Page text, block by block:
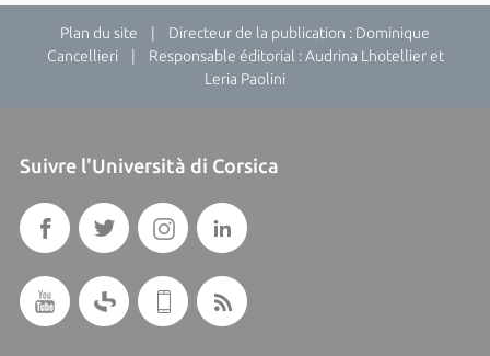
Plan du site | Directeur de la publication : Dominique
Cancellieri | Responsable éditorial : Audrina Lhotellier et
Leria Paolini
Suivre l'Università di Corsica